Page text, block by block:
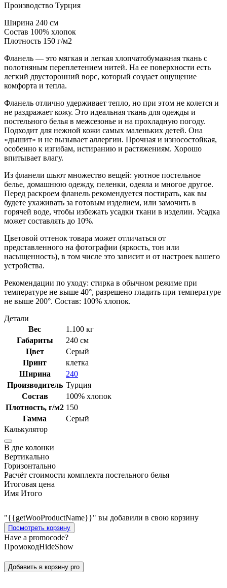
Производство Турция
Ширина 240 см
Состав 100% хлопок
Плотность 150 г/м2
Фланель — это мягкая и легкая хлопчатобумажная ткань с
полотняным переплетением нитей. На ее поверхности есть
легкий двусторонний ворс, который создает ощущение
комфорта и тепла.
Фланель отлично удерживает тепло, но при этом не колется и
не раздражает кожу. Это идеальная ткань для одежды и
постельного белья в межсезонье и на прохладную погоду.
Подходит для нежной кожи самых маленьких детей. Она
«дышит» и не вызывает аллергии. Прочная и износостойкая,
особенно к изгибам, истиранию и растяжениям. Хорошо
впитывает влагу.
Из фланели шьют множество вещей: уютное постельное
белье, домашнюю одежду, пеленки, одеяла и многое другое.
Перед раскроем фланель рекомендуется постирать, как вы
будете ухаживать за готовым изделием, или замочить в
горячей воде, чтобы избежать усадки ткани в изделии. Усадка
может составлять до 10%.
Цветовой оттенок товара может отличаться от
представленного на фотографии (яркость, тон или
насыщенность), в том числе это зависит и от настроек вашего
устройства.
Рекомендации по уходу: стирка в обычном режиме при
температуре не выше 40°, разрешено гладить при температуре
не выше 200°. Состав: 100% хлопок.
Детали
Вес
1.100 кг
Габариты
240 см
Цвет
Серый
Принт
клетка
Ширина
240
Производитель Турция
Состав
100% хлопок
Плотность, г/м2 150
Гамма
Серый
Калькулятор
В две колонки
Вертикально
Горизонтально
Расчёт стоимости комплекта постельного белья
Итоговая цена
Имя Итого
"{{getWooProductName}}" вы добавили в свою корзину
Посмотреть корзину
Have a promocode?
ПромокодHideShow
Добавить в корзину pro